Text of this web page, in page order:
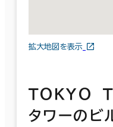
拡大地図を表示
ＴＯＫＹＯ
タワーのビ